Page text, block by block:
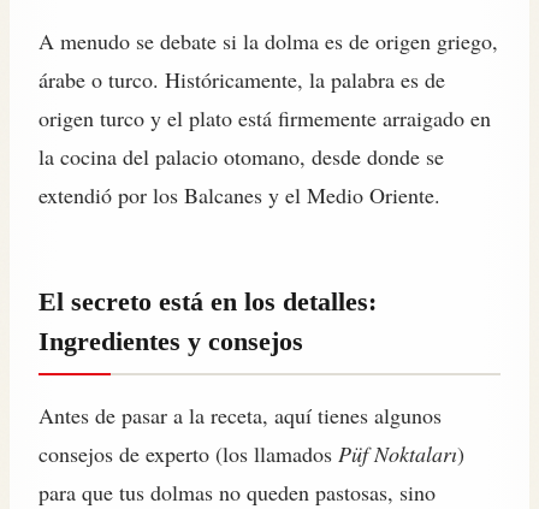
A menudo se debate si la dolma es de origen griego,
árabe o turco. Históricamente, la palabra es de
origen turco y el plato está firmemente arraigado en
la cocina del palacio otomano, desde donde se
extendió por los Balcanes y el Medio Oriente.
El secreto está en los detalles:
Ingredientes y consejos
Antes de pasar a la receta, aquí tienes algunos
consejos de experto (los llamados Püf Noktaları)
para que tus dolmas no queden pastosas, sino